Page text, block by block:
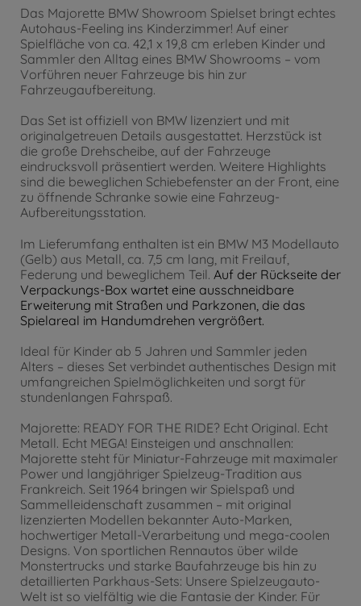
Das Majorette BMW Showroom Spielset bringt echtes
Autohaus-Feeling ins Kinderzimmer! Auf einer
Spielfläche von ca. 42,1 x 19,8 cm erleben Kinder und
Sammler den Alltag eines BMW Showrooms – vom
Vorführen neuer Fahrzeuge bis hin zur
Fahrzeugaufbereitung.
Das Set ist offiziell von BMW lizenziert und mit
originalgetreuen Details ausgestattet. Herzstück ist
die große Drehscheibe, auf der Fahrzeuge
eindrucksvoll präsentiert werden. Weitere Highlights
sind die beweglichen Schiebefenster an der Front, eine
zu öffnende Schranke sowie eine Fahrzeug-
Aufbereitungsstation.
Im Lieferumfang enthalten ist ein BMW M3 Modellauto
(Gelb) aus Metall, ca. 7,5 cm lang, mit Freilauf,
Federung und beweglichem Teil. Auf der Rückseite der
Verpackungs-Box wartet eine ausschneidbare
Erweiterung mit Straßen und Parkzonen, die das
Spielareal im Handumdrehen vergrößert.
Ideal für Kinder ab 5 Jahren und Sammler jeden
Alters – dieses Set verbindet authentisches Design mit
umfangreichen Spielmöglichkeiten und sorgt für
stundenlangen Fahrspaß.
Majorette: READY FOR THE RIDE? Echt Original. Echt
Metall. Echt MEGA! Einsteigen und anschnallen:
Majorette steht für Miniatur-Fahrzeuge mit maximaler
Power und langjähriger Spielzeug-Tradition aus
Frankreich. Seit 1964 bringen wir Spielspaß und
Sammelleidenschaft zusammen – mit original
lizenzierten Modellen bekannter Auto-Marken,
hochwertiger Metall-Verarbeitung und mega-coolen
Designs. Von sportlichen Rennautos über wilde
Monstertrucks und starke Baufahrzeuge bis hin zu
detaillierten Parkhaus-Sets: Unsere Spielzeugauto-
Welt ist so vielfältig wie die Fantasie der Kinder. Für